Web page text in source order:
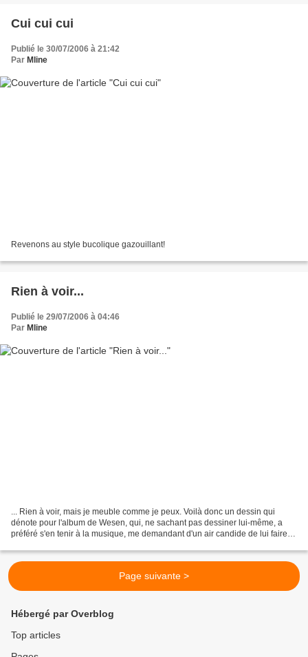
Cui cui cui
Publié le 30/07/2006 à 21:42
Par Mline
Revenons au style bucolique gazouillant!
Rien à voir...
Publié le 29/07/2006 à 04:46
Par Mline
... Rien à voir, mais je meuble comme je peux. Voilà donc un dessin qui
dénote pour l'album de Wesen, qui, ne sachant pas dessiner lui-même, a
préféré s'en tenir à la musique, me demandant d'un air candide de lui faire
Page suivante >
Hébergé par Overblog
Top articles